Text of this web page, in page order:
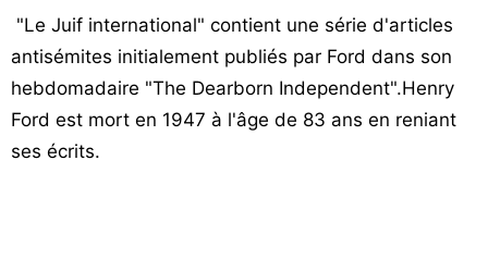
"Le Juif international" contient une série d'articles
antisémites initialement publiés par Ford dans son
hebdomadaire "The Dearborn Independent".Henry
Ford est mort en 1947 à l'âge de 83 ans en reniant
ses écrits.